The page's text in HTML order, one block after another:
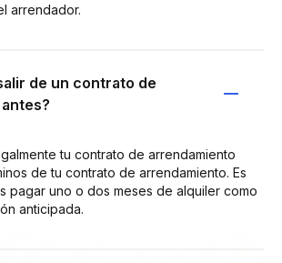
arrendador.
de un contrato de
tu contrato de arrendamiento
de tu contrato de arrendamiento. Es
pagar uno o dos meses de alquiler como
anticipada.